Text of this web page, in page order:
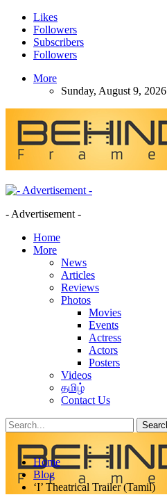
Likes
Followers
Subscribers
Followers
More
Sunday, August 9, 2026
- Advertisement -
Home
More
News
Articles
Reviews
Photos
Movies
Events
Actress
Actors
Posters
Videos
தமிழ்
Contact Us
Categories
Tags Home
Blog
‘I’ Theatrical Trailer (Tamil)